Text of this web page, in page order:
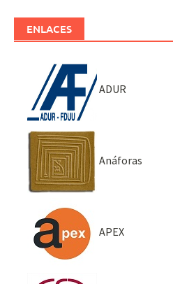
ENLACES
ADUR
Anáforas
APEX